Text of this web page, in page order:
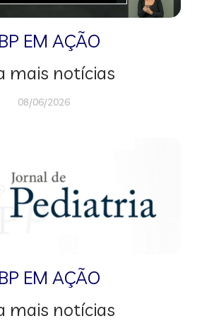
EM AÇÃO
mais notícias
08/06/2026
EM AÇÃO
mais notícias